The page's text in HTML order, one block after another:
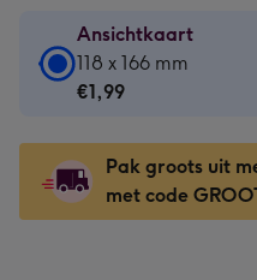
Ansichtkaart
Ansichtkaart
-
-
118
x
118 x 166 mm
€1,99
Pak groots uit
met code